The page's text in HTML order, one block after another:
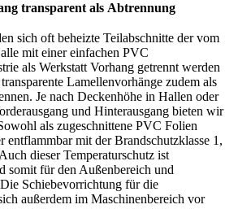
transparent als Abtrennung
sich oft beheizte Teilabschnitte der vom
mit einer einfachen PVC
als Werkstatt Vorhang getrennt werden
Lamellenvorhänge zudem als
Je nach Deckenhöhe in Hallen oder
und Hinterausgang bieten wir
als zugeschnittene PVC Folien
entflammbar mit der Brandschutzklasse 1,
dieser Temperaturschutz ist
somit für den Außenbereich und
Schiebevorrichtung für die
außerdem im Maschinenbereich vor